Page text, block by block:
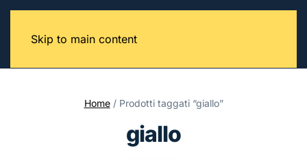
Skip to main content
Home/ Prodotti taggati “giallo”
giallo